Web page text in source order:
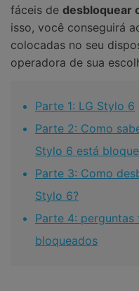
fáceis de desbloquear
isso, você conseguirá
colocadas no seu
operadora de sua
Parte 1: LG Stylo 6
Parte 2: Como
Stylo 6 está
Parte 3: Como
Stylo 6?
Parte 4:
bloqueados